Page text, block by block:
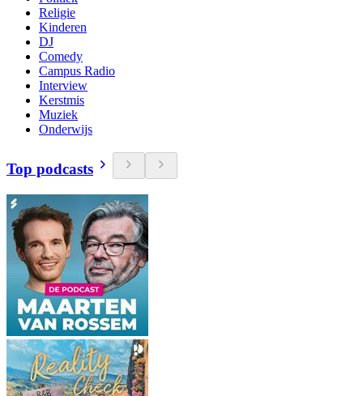
Religie
Kinderen
DJ
Comedy
Campus Radio
Interview
Kerstmis
Muziek
Onderwijs
Top podcasts